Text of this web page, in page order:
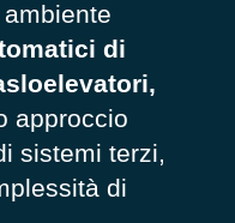
di
approccio
sistemi terzi,
di